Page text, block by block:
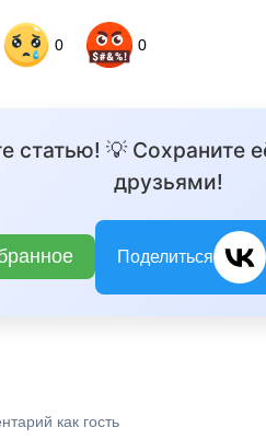
0 0
статью! 💡 Сохраните
друзьями!
Поделиться
как гость